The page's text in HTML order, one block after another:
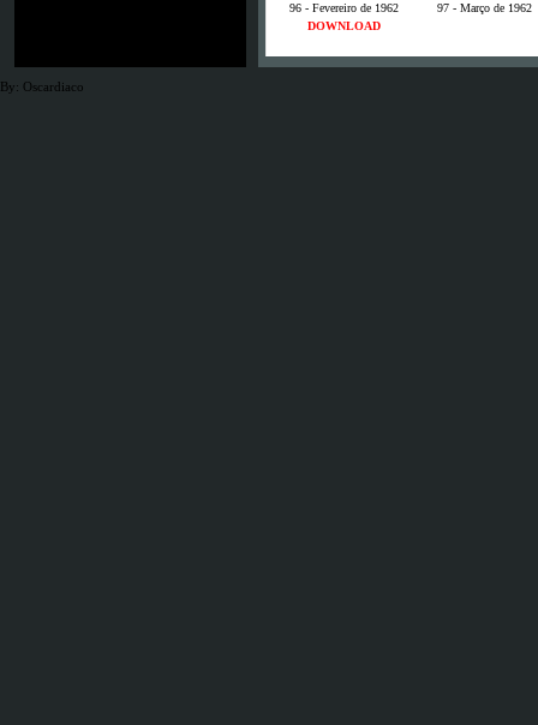
96 - Fevereiro de 1962
97 - Março de 1962
DOWNLOAD
By: Oscardiaco